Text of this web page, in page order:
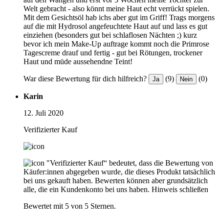
Welt gebracht - also könnt meine Haut echt verrückt spielen.
Mit dem Gesichtsöl hab ichs aber gut im Griff! Trags morgens
auf die mit Hydrosol angefeuchtete Haut auf und lass es gut
einziehen (besonders gut bei schlaflosen Nächten ;) kurz
bevor ich mein Make-Up auftrage kommt noch die Primrose
Tagescreme drauf und fertig - gut bei Rötungen, trockener
Haut und müde aussehendne Teint!
War diese Bewertung für dich hilfreich? Ja (9) Nein (0)
Karin
12. Juli 2020
Verifizierter Kauf
"Verifizierter Kauf“ bedeutet, dass die Bewertung von
Käufer:innen abgegeben wurde, die dieses Produkt tatsächlich
bei uns gekauft haben. Bewerten können aber grundsätzlich
alle, die ein Kundenkonto bei uns haben. Hinweis schließen
Bewertet mit 5 von 5 Sternen.